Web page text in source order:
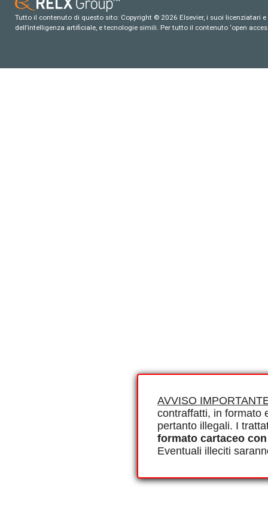
AVVISO
contraffatti, in formato
pertanto illegali. I
formato cartaceo
Eventuali illeciti
Tutto il contenuto di questo sito: Copyright © 2026 Elsevier, i suoi
dell’intelligenza artificiale, e tecnologie simili. Per tutto il contenuto ‘open